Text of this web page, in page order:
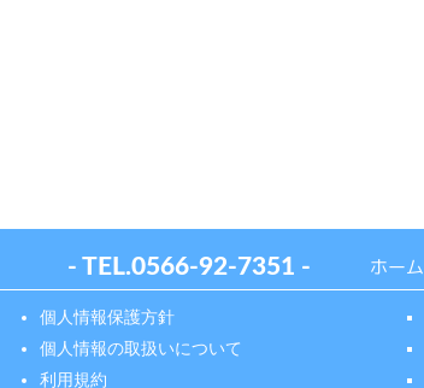
- TEL.0566-92-7351 - ホーム
個人情報保護方針
個人情報の取扱いについて
利用規約